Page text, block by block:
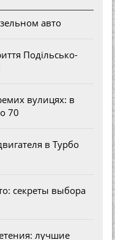
авто
Подільсько-
вулицях: в
70
в Турбо
секреты выбора
лучшие